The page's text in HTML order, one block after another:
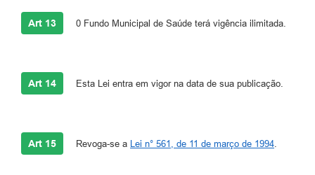
Art 13 0 Fundo Municipal de Saúde terá vigência ilimitada.
Art 14 Esta Lei entra em vigor na data de sua publicação.
Art 15 Revoga-se a Lei n° 561, de 11 de março de 1994